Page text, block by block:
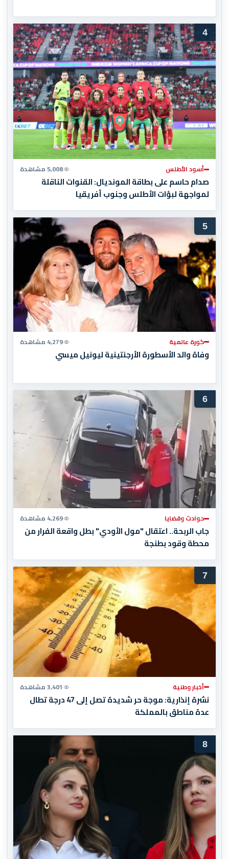
4
أسود الأطلس 5,008 مشاهدة
صدام حاسم على بطاقة المونديال: القنوات الناقلة
لمواجهة لبؤات الأطلس وجنوب أفريقيا
5
كورة عالمية 4,279 مشاهدة
وفاة والد الأسطورة الأرجنتينية ليونيل ميسي
6
حوادث وقضايا 4,269 مشاهدة
جاب الربحة.. اعتقال "مول الأودي" بطل واقعة الفرار من
محطة وقود بطنجة
7
أخبار وطنية 3,401 مشاهدة
نشرة إنذارية: موجة حر شديدة تصل إلى 47 درجة تطال
عدة مناطق بالمملكة
8